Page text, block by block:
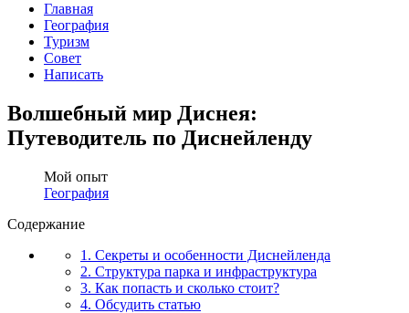
Главная
География
Туризм
Совет
Написать
Волшебный мир Диснея:
Путеводитель по Диснейленду
Мой опыт
География
Содержание
1. Секреты и особенности Диснейленда
2. Структура парка и инфраструктура
3. Как попасть и сколько стоит?
4. Обсудить статью